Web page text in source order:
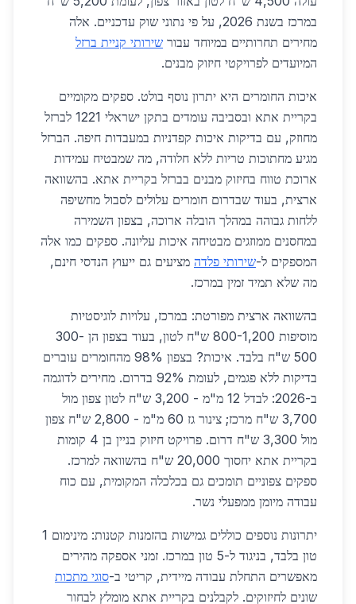
במרכז בשנת 2026, על פי נתוני שוק עדכניים. אלה
מחירים תחרותיים במיוחד עבור שירותי קניית ברזל
המיועדים לפרויקטי חיזוק מבנים.
איכות החומרים היא יתרון נוסף בולט. ספקים מקומיים
בקריית אתא ובסביבה עומדים בתקן ישראלי 1221 לברזל
מחוזק, עם בדיקות איכות קפדניות במעבדות חיפה. הברזל
מגיע מחתוכות טריות ללא חלודה, מה שמבטיח עמידות
ארוכת טווח בחיזוק מבנים בברזל בקריית אתא. בהשוואה
ארצית, בעוד שבדרום חומרים עלולים לסבול מחשיפה
ללחות גבוהה במהלך הובלה ארוכה, בצפון השמירה
במחסנים ממוזגים מבטיחה איכות עליונה. ספקים כמו אלה
המספקים ל-שירותי פלדה מציעים גם ייעוץ הנדסי חינם,
מה שלא תמיד זמין במרכז.
בהשוואה ארצית מפורטת: במרכז, עלויות לוגיסטיות
מוסיפות 800-1,200 ש"ח לטון, בעוד בצפון הן 300-
500 ש"ח בלבד. איכות? בצפון 98% מהחומרים עוברים
בדיקות ללא פגמים, לעומת 92% בדרום. מחירים לדוגמה
ב-2026: לבדל 12 מ"מ - 3,200 ש"ח לטון צפון מול
3,700 ש"ח מרכז; צינור גז 60 מ"מ - 2,800 ש"ח צפון
מול 3,300 ש"ח דרום. פרויקט חיזוק בניין בן 4 קומות
בקריית אתא יחסוך 20,000 ש"ח בהשוואה למרכז.
ספקים צפוניים תומכים גם בכלכלה המקומית, עם כוח
עבודה מיומן ממפעלי נשר.
יתרונות נוספים כוללים גמישות בהזמנות קטנות: מינימום 1
טון בלבד, בניגוד ל-5 טון במרכז. זמני אספקה מהירים
מאפשרים התחלת עבודה מיידית, קריטי ב-סוגי מתכות
שונים לחיזוקים. לקבלנים בקריית אתא מומלץ לבחור